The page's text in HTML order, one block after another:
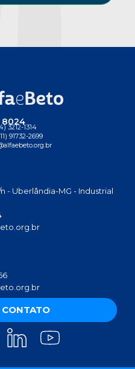
3212-1314
91732-2699
- Uberlândia-MG - Industrial
CONTATO